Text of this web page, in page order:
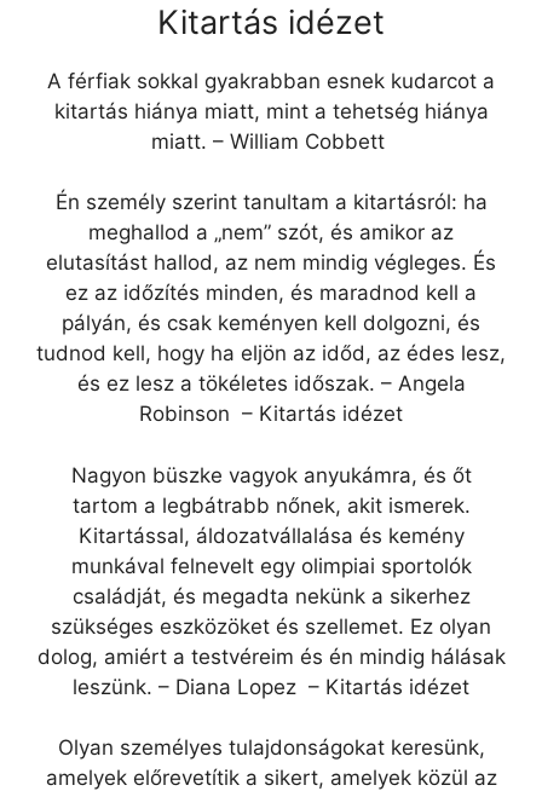
Kitartás idézet
A férfiak sokkal gyakrabban esnek kudarcot a
kitartás hiánya miatt, mint a tehetség hiánya
miatt. – William Cobbett
Én személy szerint tanultam a kitartásról: ha
meghallod a „nem” szót, és amikor az
elutasítást hallod, az nem mindig végleges. És
ez az időzítés minden, és maradnod kell a
pályán, és csak keményen kell dolgozni, és
tudnod kell, hogy ha eljön az időd, az édes lesz,
és ez lesz a tökéletes időszak. – Angela
Robinson – Kitartás idézet
Nagyon büszke vagyok anyukámra, és őt
tartom a legbátrabb nőnek, akit ismerek.
Kitartással, áldozatvállalása és kemény
munkával felnevelt egy olimpiai sportolók
családját, és megadta nekünk a sikerhez
szükséges eszközöket és szellemet. Ez olyan
dolog, amiért a testvéreim és én mindig hálásak
leszünk. – Diana Lopez – Kitartás idézet
Olyan személyes tulajdonságokat keresünk,
amelyek előrevetítik a sikert, amelyek közül az